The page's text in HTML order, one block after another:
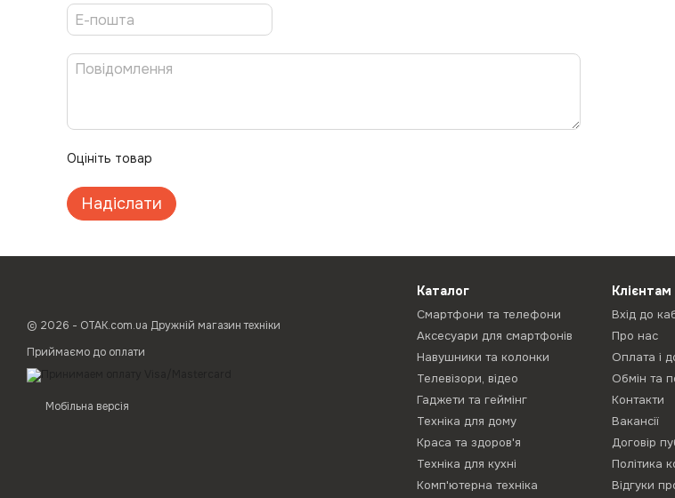
Оцініть товар
Надіслати
© 2026 - ОТАК.com.ua Дружній магазин техніки
Приймаємо до оплати
Мобільна версія
Каталог
Смартфони та телефони
Аксесуари для смартфонів
Навушники та колонки
Телевізори, відео
Гаджети та геймінг
Техніка для дому
Краса та здоров'я
Техніка для кухні
Комп'ютерна техніка
Клієнтам
Вхід до
Про нас
Оплата і
Обмін та
Контакти
Вакансії
Договір
Політика
Відгуки